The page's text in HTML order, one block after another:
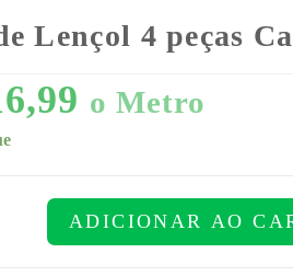
Lençol 4 peças
o Metro
ADICIONAR AO